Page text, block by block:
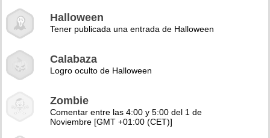
Halloween
Tener publicada una entrada de Halloween
Calabaza
Logro oculto de Halloween
Zombie
Comentar entre las 4:00 y 5:00 del 1 de
Noviembre [GMT +01:00 (CET)]